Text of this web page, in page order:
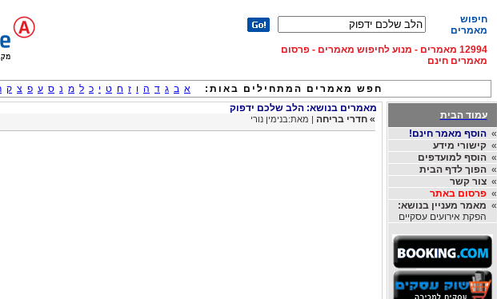
חיפוש
מאמרים
12994 מאמרים - מנוע לחיפוש מאמרים - פרסום
מאמרים חינם
חפש מאמרים המתחילים באות: א ב ג ד ה ו ז ח ט י כ ל מ נ ס ע פ צ ק
עמוד הבית
»הוסף מאמר חינם!
»קישורי מידע
»הוסף למועדפים
»הפוך לדף הבית
»צור קשר
»פרסום באתר
» מאמר מעניין בנושא:
הפקת אירועים עסקיים
מאמרים בנושא: הלב שלכם ידפוק
» חדרי בריחה | מאת:בנימין נורי